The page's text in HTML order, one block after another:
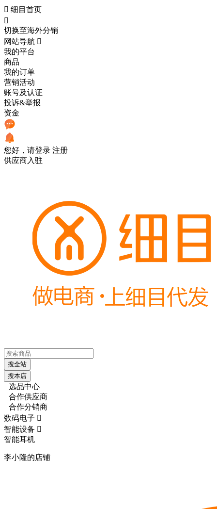
 细目首页

切换至海外分销
网站导航 
我的平台
商品
我的订单
营销活动
账号及认证
投诉&举报
资金
您好，请登录 注册
供应商入驻
搜全站
搜本店
选品中心
合作供应商
合作分销商
数码电子 
智能设备 
智能耳机
李小隆的店铺